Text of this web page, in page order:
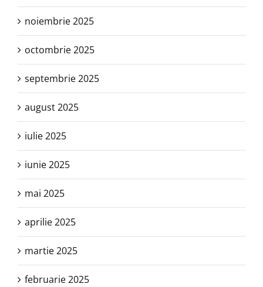
noiembrie 2025
octombrie 2025
septembrie 2025
august 2025
iulie 2025
iunie 2025
mai 2025
aprilie 2025
martie 2025
februarie 2025